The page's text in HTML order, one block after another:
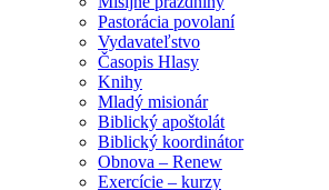
Pastorácia povolaní
Vydavateľstvo
Časopis Hlasy
Knihy
Mladý misionár
Biblický apoštolát
Biblický koordinátor
Obnova – Renew
Exercície – kurzy